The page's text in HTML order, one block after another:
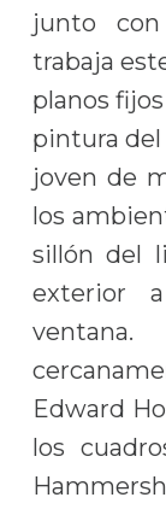
junto
trabaja
planos
pintura del
joven de
los
sillón del
exterior
Edward
los